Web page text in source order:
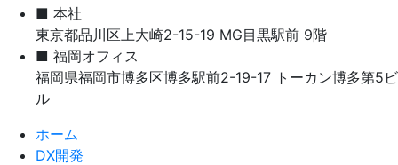
■ 本社
東京都品川区上大崎2-15-19 MG目黒駅前 9階
■ 福岡オフィス
福岡県福岡市博多区博多駅前2-19-17 トーカン博多第5ビ
ル
ホーム
DX開発